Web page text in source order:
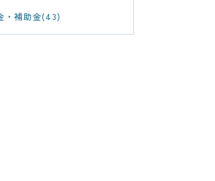
・補助金(43)